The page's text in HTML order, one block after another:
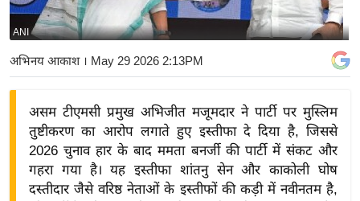
य
बि
ज़
ने
द्यो
ANI
अभिनय आकाश। May 29 2026 2:13PM
असम टीएमसी प्रमुख अभिजीत मजूमदार ने पार्टी पर मुस्लिम
तुष्टीकरण का आरोप लगाते हुए इस्तीफा दे दिया है, जिससे
2026 चुनाव हार के बाद ममता बनर्जी की पार्टी में संकट और
गहरा गया है। यह इस्तीफा शांतनु सेन और काकोली घोष
दस्तीदार जैसे वरिष्ठ नेताओं के इस्तीफों की कड़ी में नवीनतम है,